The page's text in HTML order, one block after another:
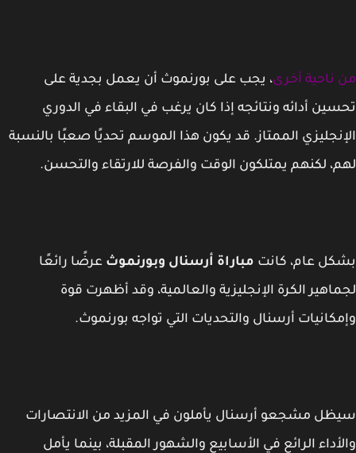
ناحية أخرى، يجب على بورنموث أن يعمل بجدية على
أدائه ونتائجه إذا كان يرغب في البقاء في الدوري
الممتاز. قد يكون هذا الموسم تحديًا صعبًا بالنسبة
لكنهم يمتلكون الوقت والفرصة للارتقاء والتحسن.
عام، كانتمباراة أرسنال وبورنموثعرضًا رائعًا
الكرة الإنجليزية والعالمية، وقد أظهرت قوة
أرسنال والتحديات التي تواجه بورنموث.
مشجعو أرسنال يأملون في المزيد من الانتصارات
الرائع في الأسابيع والشهور المقبلة، بينما يأمل